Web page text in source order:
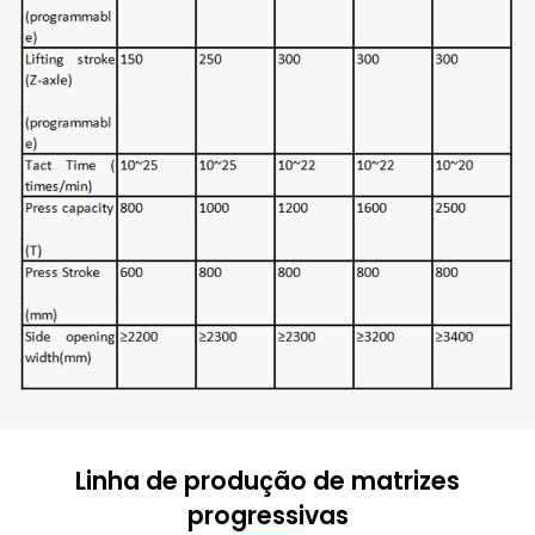
Linha de produção de matrizes
progressivas